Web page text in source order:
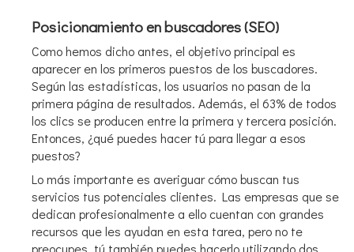
Posicionamiento en buscadores (SEO)
Como hemos dicho antes, el objetivo principal es
aparecer en los primeros puestos de los buscadores.
Según las estadísticas, los usuarios no pasan de la
primera página de resultados. Además, el 63% de todos
los clics se producen entre la primera y tercera posición.
Entonces, ¿qué puedes hacer tú para llegar a esos
puestos?
Lo más importante es averiguar cómo buscan tus
servicios tus potenciales clientes. Las empresas que se
dedican profesionalmente a ello cuentan con grandes
recursos que les ayudan en esta tarea, pero no te
preocupes, tú también puedes hacerlo utilizando dos